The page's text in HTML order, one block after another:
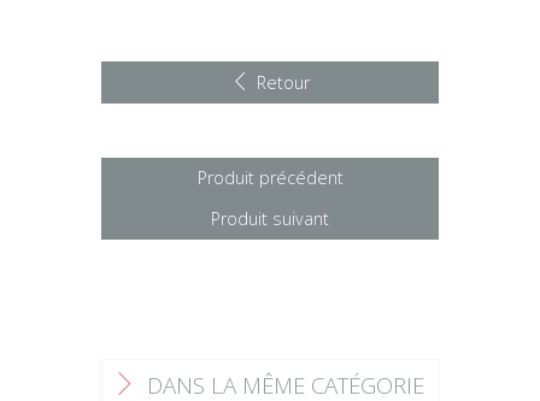
Retour
Produit précédent
Produit suivant
F DANS LA MÊME CATÉGORIE